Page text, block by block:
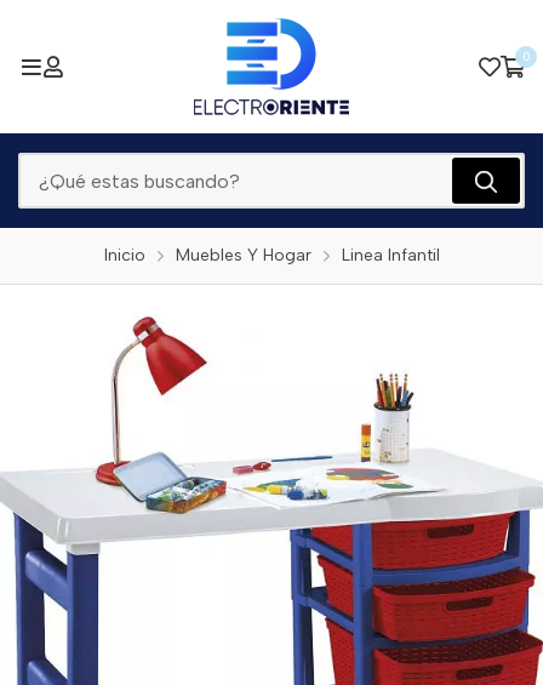
0
Inicio Muebles Y Hogar Linea Infantil